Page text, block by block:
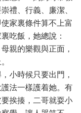
禮、行義、廉潔、
家裏條件算不上富
吃飯，她總說：
親的樂觀與正面，
小時候只要出門，
法一樣護着她。有
挨揍，二哥就耍小